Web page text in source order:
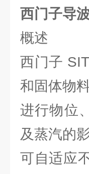
西门子导
概述
西门子
和固体物
进行物位
及蒸汽的
可自适应